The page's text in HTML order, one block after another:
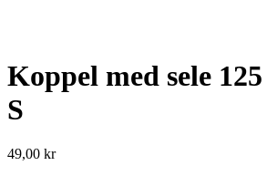
Koppel med sele
S
49,00 kr